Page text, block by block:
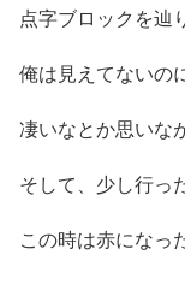
点字ブロックを辿
俺は見えてないの
凄いなとか思いな
そして、少し行っ
この時は赤になっ